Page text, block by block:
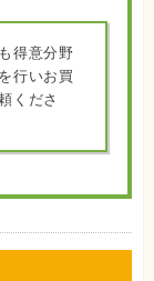
得意分野
行いお買
くださ